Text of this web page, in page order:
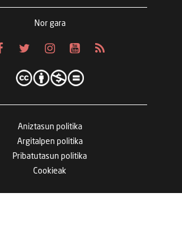
Nor gara
Aniztasun politika
Argitalpen politika
Pribatutasun politika
Cookieak